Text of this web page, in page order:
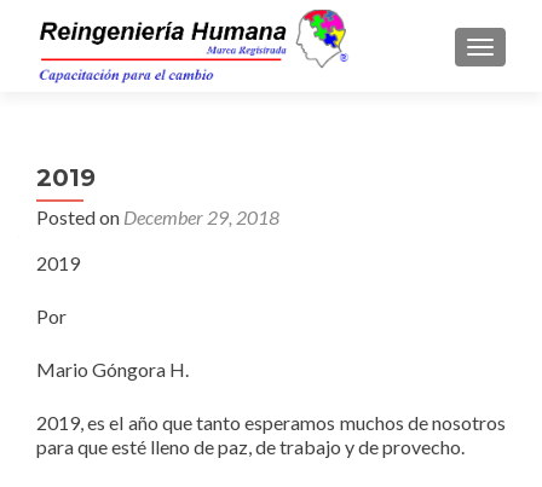
2019
Posted on December 29, 2018
2019
Por
Mario Góngora H.
2019, es el año que tanto esperamos muchos de nosotros
para que esté lleno de paz, de trabajo y de provecho.